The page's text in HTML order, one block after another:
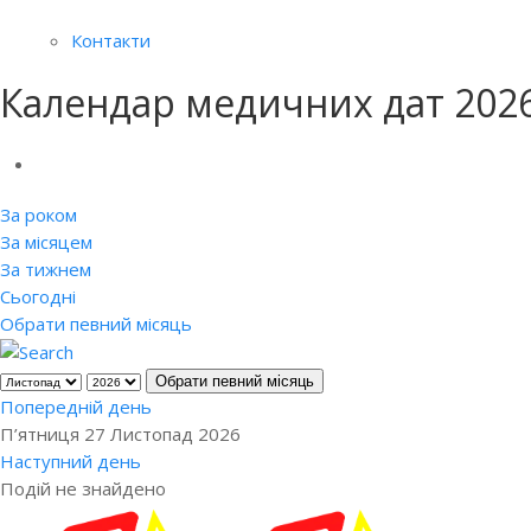
Контакти
Календар медичних дат
За роком
За місяцем
За тижнем
Сьогодні
Обрати певний місяць
Обрати певний місяць
Попередній день
П’ятниця 27 Листопад 2026
Наступний день
Подій не знайдено